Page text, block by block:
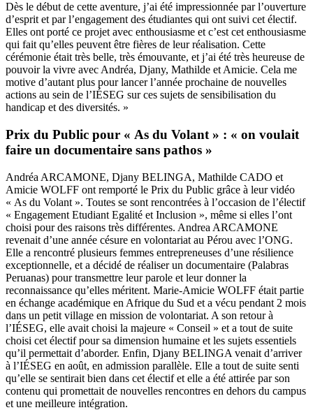
Dès le début de cette aventure, j’ai été impressionnée par l’ouverture
d’esprit et par l’engagement des étudiantes qui ont suivi cet électif.
Elles ont porté ce projet avec enthousiasme et c’est cet enthousiasme
qui fait qu’elles peuvent être fières de leur réalisation. Cette
cérémonie était très belle, très émouvante, et j’ai été très heureuse de
pouvoir la vivre avec Andréa, Djany, Mathilde et Amicie. Cela me
motive d’autant plus pour lancer l’année prochaine de nouvelles
actions au sein de l’IÉSEG sur ces sujets de sensibilisation du
handicap et des diversités. »
Prix du Public pour « As du Volant » : « on voulait
faire un documentaire sans pathos »
Andréa ARCAMONE, Djany BELINGA, Mathilde CADO et
Amicie WOLFF ont remporté le Prix du Public grâce à leur vidéo
« As du Volant ». Toutes se sont rencontrées à l’occasion de l’électif
« Engagement Etudiant Egalité et Inclusion », même si elles l’ont
choisi pour des raisons très différentes. Andrea ARCAMONE
revenait d’une année césure en volontariat au Pérou avec l’ONG.
Elle a rencontré plusieurs femmes entrepreneuses d’une résilience
exceptionnelle, et a décidé de réaliser un documentaire (Palabras
Peruanas) pour transmettre leur parole et leur donner la
reconnaissance qu’elles méritent. Marie-Amicie WOLFF était partie
en échange académique en Afrique du Sud et a vécu pendant 2 mois
dans un petit village en mission de volontariat. A son retour à
l’IÉSEG, elle avait choisi la majeure « Conseil » et a tout de suite
choisi cet électif pour sa dimension humaine et les sujets essentiels
qu’il permettait d’aborder. Enfin, Djany BELINGA venait d’arriver
à l’IÉSEG en août, en admission parallèle. Elle a tout de suite senti
qu’elle se sentirait bien dans cet électif et elle a été attirée par son
contenu qui promettait de nouvelles rencontres en dehors du campus
et une meilleure intégration.